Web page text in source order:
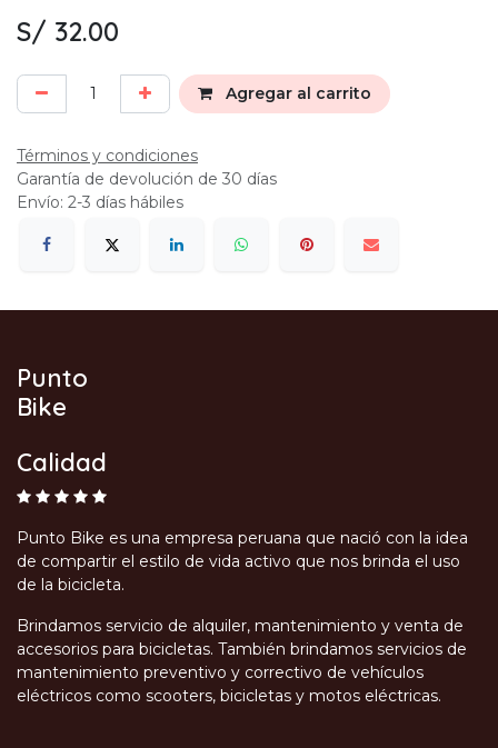
S/ 32.00
Agregar al carrito
Términos y condiciones
Garantía de devolución de 30 días
Envío: 2-3 días hábiles
Punto
Bike
Calidad
Punto Bike es una empresa peruana que nació con la idea
de compartir el estilo de vida activo que nos brinda el uso
de la bicicleta.
Brindamos servicio de alquiler, mantenimiento y venta de
accesorios para bicicletas. También brindamos servicios de
mantenimiento preventivo y correctivo de vehículos
eléctricos como scooters, bicicletas y motos eléctricas.